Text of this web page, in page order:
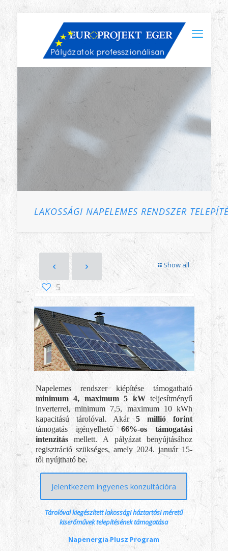
LAKOSSÁGI NAPELEMES RENDSZER
Show all
5
Napelemes rendszer kiépítése támogatható
minimum 4, maximum 5 kWteljesítményű
inverterrel, minimum 7,5, maximum 10 kWh
kapacitású tárolóval. Akár5 millió forint
támogatás igényelhető66%-os támogatási
intenzitásmellett. A pályázat benyújtásához
regisztráció szükséges, amely 2024. január 15-
től nyújtható be.
Jelentkezem ingyenes konzultációra
Tárolóval kiegészített lakossági háztartási méretű
kiserőművek telepítésének támogatása
Napenergia Plusz Program